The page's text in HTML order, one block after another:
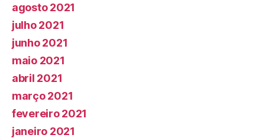
agosto 2021
julho 2021
junho 2021
maio 2021
abril 2021
março 2021
fevereiro 2021
janeiro 2021